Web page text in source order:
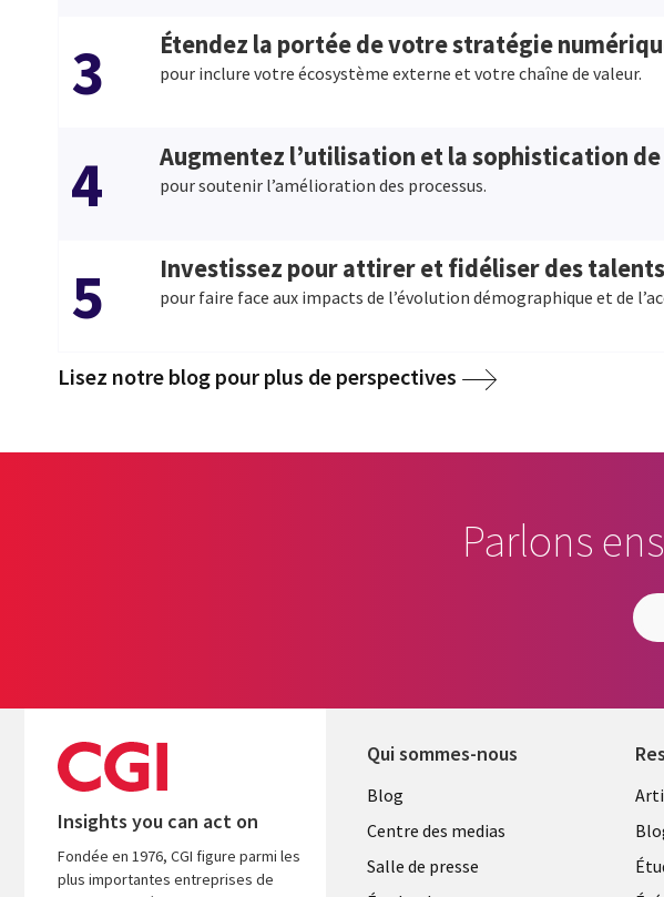
3 Étendez la portée de votre stratégie
pour inclure votre écosystème externe et votre chaîne de valeur.
4 Augmentez l’utilisation et la sophistication
pour soutenir l’amélioration des processus.
5 Investissez pour attirer et fidéliser des
pour faire face aux impacts de l’évolution démographique et de
Lisez notre blog pour plus de perspectives
Parlons
Insights you can act on
Fondée en 1976, CGI figure parmi les
plus importantes entreprises de
Qui sommes-nous
Useful
links
MAROC
Blog
Centre des medias
Salle de presse